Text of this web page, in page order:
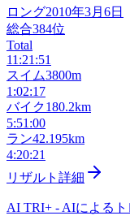
ロング2010年3月6日
総合384位
Total
11:21:51
スイム3800m
1:02:17
バイク180.2km
5:51:00
ラン42.195km
4:20:21
リザルト詳細
AI TRI+ - AIによる